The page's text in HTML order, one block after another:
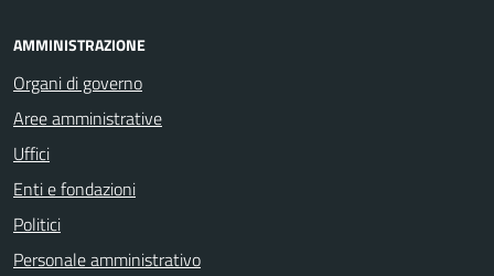
AMMINISTRAZIONE
Organi di governo
Aree amministrative
Uffici
Enti e fondazioni
Politici
Personale amministrativo